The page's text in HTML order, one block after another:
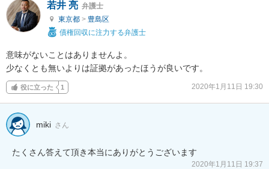
若井 亮 弁護士
東京都 > 豊島区
債権回収に注力する弁護士
意味がないことはありませんよ。
少なくとも無いよりは証拠があったほうが良いです。
役に立った 1 2020年1月11日 19:30
miki さん
2020年1月11日 19:37